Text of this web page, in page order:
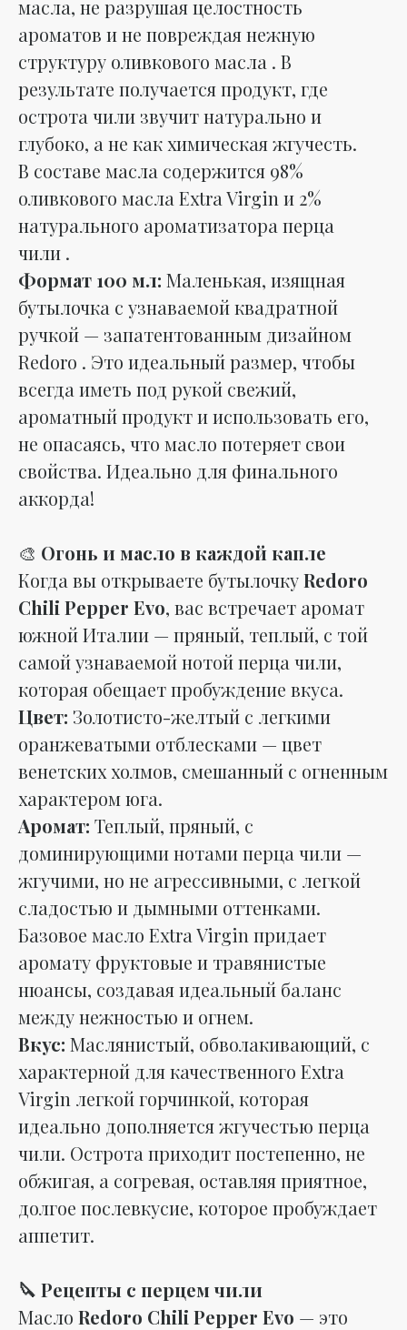
масла, не разрушая целостность
ароматов и не повреждая нежную
структуру оливкового масла . В
результате получается продукт, где
острота чили звучит натурально и
глубоко, а не как химическая жгучесть.
В составе масла содержится 98%
оливкового масла Extra Virgin и 2%
натурального ароматизатора перца
чили .
Формат 100 мл: Маленькая, изящная
бутылочка с узнаваемой квадратной
ручкой — запатентованным дизайном
Redoro . Это идеальный размер, чтобы
всегда иметь под рукой свежий,
ароматный продукт и использовать его,
не опасаясь, что масло потеряет свои
свойства. Идеально для финального
аккорда!
🎨 Огонь и масло в каждой капле
Когда вы открываете бутылочкуRedoro
Chili Pepper Evo, вас встречает аромат
южной Италии — пряный, теплый, с той
самой узнаваемой нотой перца чили,
которая обещает пробуждение вкуса.
Цвет: Золотисто-желтый с легкими
оранжеватыми отблесками — цвет
венетских холмов, смешанный с огненным
характером юга.
Аромат: Теплый, пряный, с
доминирующими нотами перца чили —
жгучими, но не агрессивными, с легкой
сладостью и дымными оттенками.
Базовое масло Extra Virgin придает
аромату фруктовые и травянистые
нюансы, создавая идеальный баланс
между нежностью и огнем.
Вкус: Маслянистый, обволакивающий, с
характерной для качественного Extra
Virgin легкой горчинкой, которая
идеально дополняется жгучестью перца
чили. Острота приходит постепенно, не
обжигая, а согревая, оставляя приятное,
долгое послевкусие, которое пробуждает
аппетит.
🔪 Рецепты с перцем чили
Масло Redoro Chili Pepper Evo — это